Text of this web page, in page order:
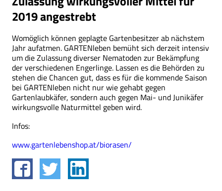
2019 angestrebt
Womöglich können geplagte Gartenbesitzer ab nächstem
Jahr aufatmen. GARTENleben bemüht sich derzeit intensiv
um die Zulassung diverser Nematoden zur Bekämpfung
der verschiedenen Engerlinge. Lassen es die Behörden zu
stehen die Chancen gut, dass es für die kommende Saison
bei GARTENleben nicht nur wie gehabt gegen
Gartenlaubkäfer, sondern auch gegen Mai- und Junikäfer
wirkungsvolle Naturmittel geben wird.
Infos:
www.gartenlebenshop.at/biorasen/